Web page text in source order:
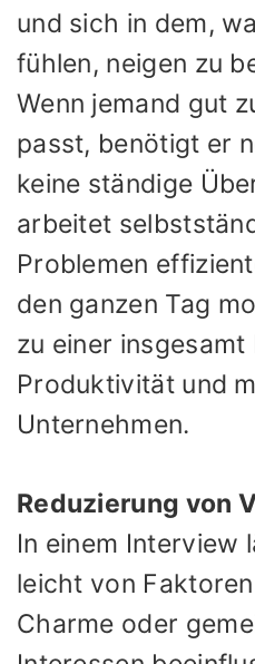
und sich in dem,
fühlen, neigen zu
Wenn jemand gut
passt, benötigt er
keine ständige
arbeitet
Problemen
den ganzen Tag
zu einer insgesamt
Produktivität und
Unternehmen.
Reduzierung von
In einem Interview
leicht von
Charme oder